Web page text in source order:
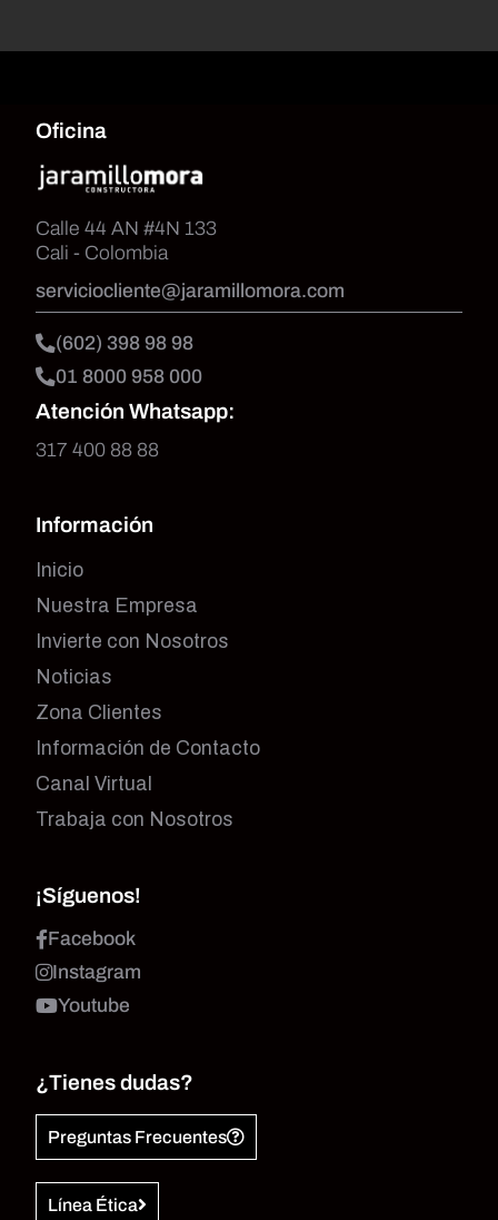
Oficina
Calle 44 AN #4N 133
Cali - Colombia
serviciocliente@jaramillomora.com
(602) 398 98 98
01 8000 958 000
Atención Whatsapp:
317 400 88 88
Información
Inicio
Nuestra Empresa
Invierte con Nosotros
Noticias
Zona Clientes
Información de Contacto
Canal Virtual
Trabaja con Nosotros
¡Síguenos!
Facebook
Instagram
Youtube
¿Tienes dudas?
Preguntas Frecuentes
Línea Ética